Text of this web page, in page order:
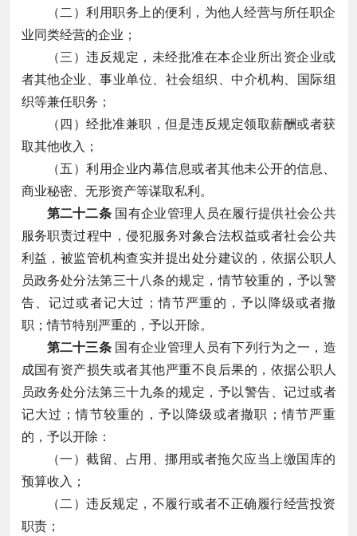
（二）利用职务上的便利，为他人经营与所任职企
业同类经营的企业；
（三）违反规定，未经批准在本企业所出资企业或
者其他企业、事业单位、社会组织、中介机构、国际组
织等兼任职务；
（四）经批准兼职，但是违反规定领取薪酬或者获
取其他收入；
（五）利用企业内幕信息或者其他未公开的信息、
商业秘密、无形资产等谋取私利。
第二十二条 国有企业管理人员在履行提供社会公共
服务职责过程中，侵犯服务对象合法权益或者社会公共
利益，被监管机构查实并提出处分建议的，依据公职人
员政务处分法第三十八条的规定，情节较重的，予以警
告、记过或者记大过；情节严重的，予以降级或者撤
职；情节特别严重的，予以开除。
第二十三条 国有企业管理人员有下列行为之一，造
成国有资产损失或者其他严重不良后果的，依据公职人
员政务处分法第三十九条的规定，予以警告、记过或者
记大过；情节较重的，予以降级或者撤职；情节严重
的，予以开除：
（一）截留、占用、挪用或者拖欠应当上缴国库的
预算收入；
（二）违反规定，不履行或者不正确履行经营投资
职责；